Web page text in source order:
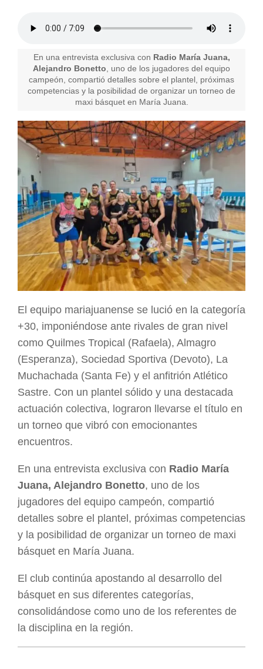
En una entrevista exclusiva con Radio María Juana,
Alejandro Bonetto , uno de los jugadores del equipo
campeón, compartió detalles sobre el plantel, próximas
competencias y la posibilidad de organizar un torneo de
maxi básquet en María Juana.
El equipo mariajuanense se lució en la categoría
+30, imponiéndose ante rivales de gran nivel
como Quilmes Tropical (Rafaela), Almagro
(Esperanza), Sociedad Sportiva (Devoto), La
Muchachada (Santa Fe) y el anfitrión Atlético
Sastre. Con un plantel sólido y una destacada
actuación colectiva, lograron llevarse el título en
un torneo que vibró con emocionantes
encuentros.
En una entrevista exclusiva con Radio María
Juana, Alejandro Bonetto, uno de los
jugadores del equipo campeón, compartió
detalles sobre el plantel, próximas competencias
y la posibilidad de organizar un torneo de maxi
básquet en María Juana.
El club continúa apostando al desarrollo del
básquet en sus diferentes categorías,
consolidándose como uno de los referentes de
la disciplina en la región.